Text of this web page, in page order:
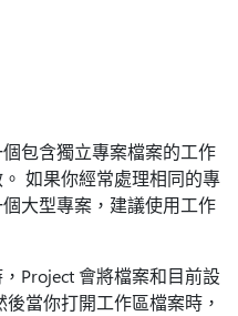
包含獨立專案檔案的工作
如果你經常處理相同的專
大型專案，建議使用工作
Project 會將檔案和目前設
當你打開工作區檔案時，